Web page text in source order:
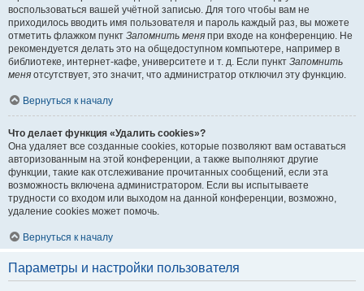
воспользоваться вашей учётной записью. Для того чтобы вам не
приходилось вводить имя пользователя и пароль каждый раз, вы можете
отметить флажком пункт Запомнить меня при входе на конференцию. Не
рекомендуется делать это на общедоступном компьютере, например в
библиотеке, интернет-кафе, университете и т. д. Если пункт Запомнить
меня отсутствует, это значит, что администратор отключил эту функцию.
Вернуться к началу
Что делает функция «Удалить cookies»?
Она удаляет все созданные cookies, которые позволяют вам оставаться
авторизованным на этой конференции, а также выполняют другие
функции, такие как отслеживание прочитанных сообщений, если эта
возможность включена администратором. Если вы испытываете
трудности со входом или выходом на данной конференции, возможно,
удаление cookies может помочь.
Вернуться к началу
Параметры и настройки пользователя